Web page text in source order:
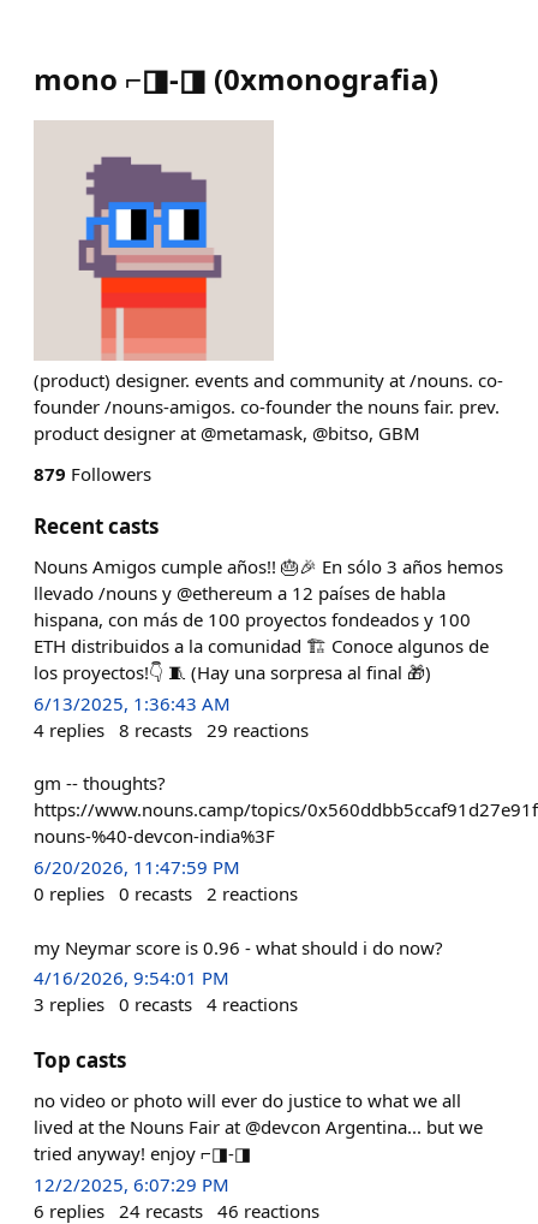
mono ⌐◨-◨ (0xmonografia)
(product) designer. events and community at /nouns. co-
founder /nouns-amigos. co-founder the nouns fair. prev.
product designer at @metamask, @bitso, GBM
879 Followers
Recent casts
Nouns Amigos cumple años!! 🎂🎉 En sólo 3 años hemos
llevado /nouns y @ethereum a 12 países de habla
hispana, con más de 100 proyectos fondeados y 100
ETH distribuidos a la comunidad 🏗️ Conoce algunos de
los proyectos!👇 🧵 (Hay una sorpresa al final 🎁)
6/13/2025, 1:36:43 AM
4 replies 8 recasts 29 reactions
gm -- thoughts?
https://www.nouns.camp/topics/
nouns-%40-devcon-india%3F
6/20/2026, 11:47:59 PM
0 replies 0 recasts 2 reactions
my Neymar score is 0.96 - what should i do now?
4/16/2026, 9:54:01 PM
3 replies 0 recasts 4 reactions
Top casts
no video or photo will ever do justice to what we all
lived at the Nouns Fair at @devcon Argentina... but we
tried anyway! enjoy ⌐◨-◨
12/2/2025, 6:07:29 PM
6 replies 24 recasts 46 reactions